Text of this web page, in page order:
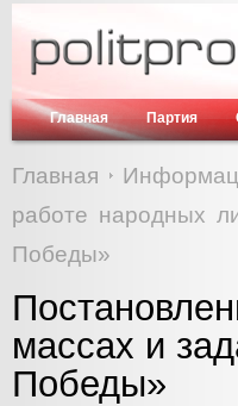
Главная Партия
Главная
работе народных
Победы»
массах и
Победы»